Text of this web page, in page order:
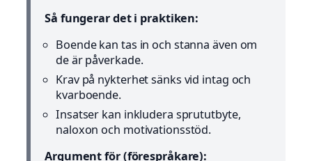
Så fungerar det i praktiken:
Boende kan tas in och stanna även om
de är påverkade.
Krav på nykterhet sänks vid intag och
kvarboende.
Insatser kan inkludera sprututbyte,
naloxon och motivationsstöd.
Argument för (förespråkare):